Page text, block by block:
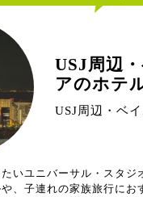
USJ周辺
アのホテ
USJ周辺・ベ
いユニバーサル・スタ
、子連れの家族旅行にお